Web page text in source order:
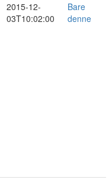
2015-12-
03T10:02:00
Bare
denne